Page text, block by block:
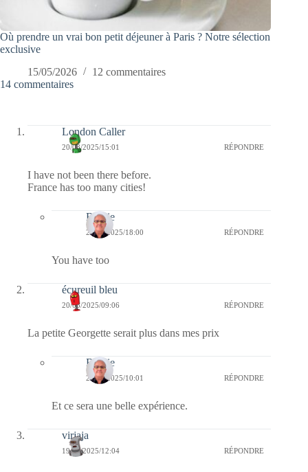
Où prendre un vrai bon petit déjeuner à Paris ? Notre sélection
exclusive
15/05/2026
12 commentaires
14 commentaires
London Caller
20/08/2025/15:01 RÉPONDRE
I have not been there before.
France has too many cities!
Bernie
22/08/2025/18:00 RÉPONDRE
You have too
écureuil bleu
20/08/2025/09:06 RÉPONDRE
La petite Georgette serait plus dans mes prix
Bernie
20/08/2025/10:01 RÉPONDRE
Et ce sera une belle expérience.
virjaja
19/08/2025/12:04 RÉPONDRE